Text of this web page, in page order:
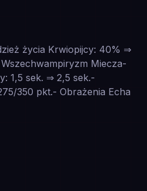
życia Krwiopijcy: 40% ⇒
Miecza-
1,5 sek. ⇒ 2,5 sek.-
350 pkt.- Obrażenia Echa